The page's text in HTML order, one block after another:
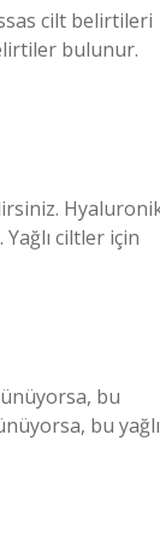
cilt belirtileri
bulunur.
ciltler için
bu
bu yağlı